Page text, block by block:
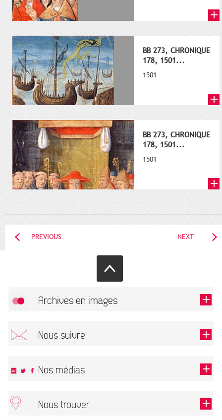
BB 273, CHRONIQUE
178, 1501...
1501
BB 273, CHRONIQUE
178, 1501...
1501
PREVIOUS NEXT
Archives en images
Nous suivre
This field is required.
Nos médias
Nous trouver